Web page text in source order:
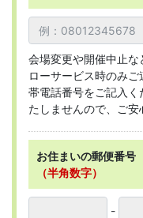
会場変更や開催中止
ローサービス時のみ
帯電話番号をご記入
たしませんので、ご安
お住まいの郵便番号
（半角数字）
-